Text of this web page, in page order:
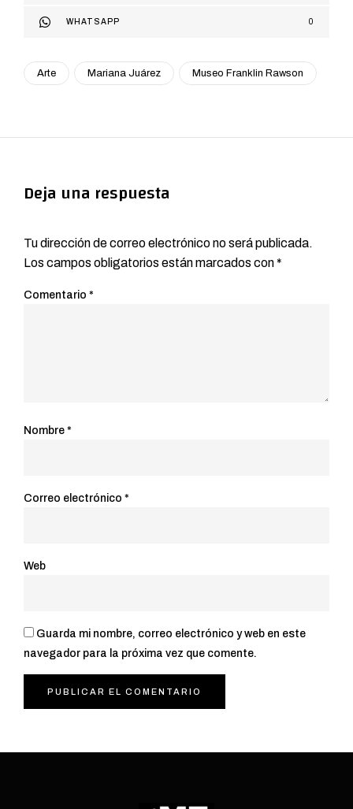
WHATSAPP 0
Arte Mariana Juárez Museo Franklin Rawson
Deja una respuesta
Tu dirección de correo electrónico no será publicada.
Los campos obligatorios están marcados con*
Comentario *
Nombre *
Correo electrónico *
Web
Guarda mi nombre, correo electrónico y web en este
navegador para la próxima vez que comente.